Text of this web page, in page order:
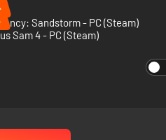
Sandstorm - PC (Steam)
Sam 4 - PC (Steam)